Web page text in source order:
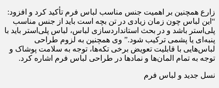
زارع همچنین بر اهمیت جنس مناسب لباس فرم تأکید کرد و افزود:
“این لباس چون زمان زیادی در تن بچه است باید از جنس مناسب
پلی‌استر باشد و در بحث استانداردسازی لباس، لباس پلی‌استر باید با
پنبه‌ای یا پشمی ترکیب شود.” وی همچنین به لزوم طراحی
لباس‌هایی با قابلیت تعویض برخی تکه‌ها، توجه به سلامت پوشاک و
توجه به تمام المان‌ها و نمادها در طراحی لباس فرم اشاره کرد.
نسل جدید و لباس فرم